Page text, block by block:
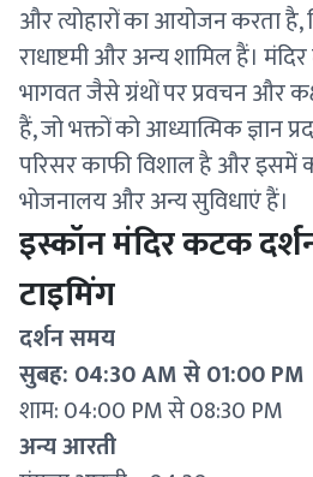
और त्योहारों का आयोजन करता है,
राधाष्टमी और अन्य शामिल हैं।
भागवत जैसे ग्रंथों पर प्रवचन और
हैं, जो भक्तों को आध्यात्मिक ज्ञान
परिसर काफी विशाल है और इसमें
भोजनालय और अन्य सुविधाएं हैं।
इस्कॉन मंदिर कटक
टाइमिंग
दर्शन समय
सुबह: 04:30 AM से 01:00 PM
शाम: 04:00 PM से 08:30 PM
अन्य आरती